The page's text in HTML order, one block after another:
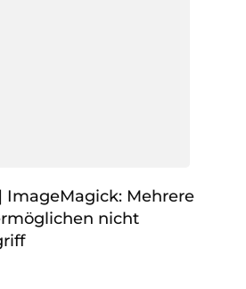
ImageMagick: Mehrere
nicht